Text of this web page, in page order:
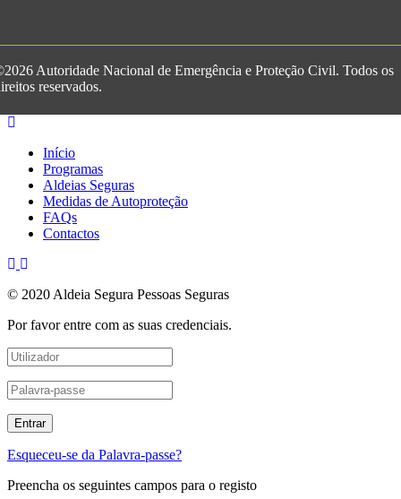
Autoridade Nacional de Emergência e Proteção Civil. Todos os
reservados.
Início
Programas
Aldeias Seguras
Medidas de Autoproteção
FAQs
Contactos
© 2020 Aldeia Segura Pessoas Seguras
Por favor entre com as suas credenciais.
Esqueceu-se da Palavra-passe?
Preencha os seguintes campos para o registo